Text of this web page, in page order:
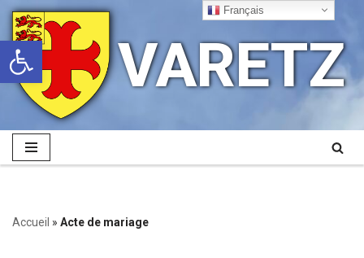
Ouvrir la barre d’outils
Aller
au
contenu
VARETZ
Accueil » Acte de mariage
Français